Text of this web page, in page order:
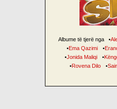
Albume të tjerë nga •
•Ema Qazimi •
•Jonida Maliqi •
•Rovena Dilo •